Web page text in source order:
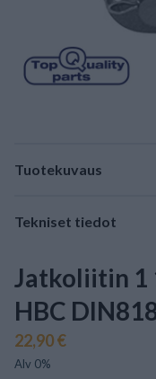
Tuotekuvaus
Tekniset tiedot
Jatkoliitin 1
HBC
22,90 €
Alv 0%